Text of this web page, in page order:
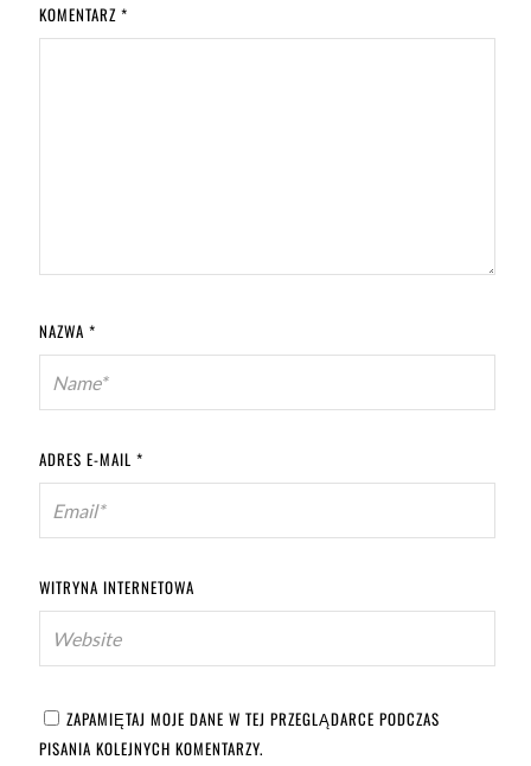
KOMENTARZ *
NAZWA *
ADRES E-MAIL *
WITRYNA INTERNETOWA
ZAPAMIĘTAJ MOJE DANE W TEJ PRZEGLĄDARCE PODCZAS
PISANIA KOLEJNYCH KOMENTARZY.